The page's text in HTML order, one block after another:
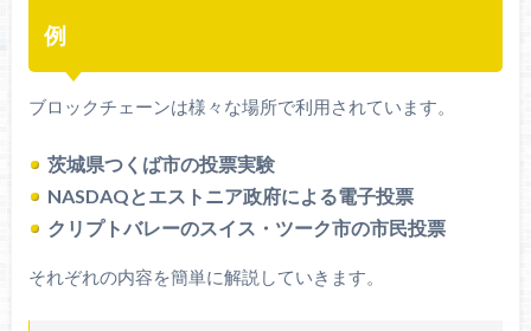
例
ブロックチェーンは様々な場所で利用されています。
茨城県つくば市の投票実験
NASDAQとエストニア政府による電子投票
クリプトバレーのスイス・ツーク市の市民投票
それぞれの内容を簡単に解説していきます。